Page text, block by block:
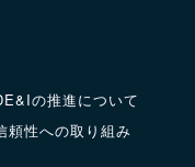
の推進について
頼性への取り組み